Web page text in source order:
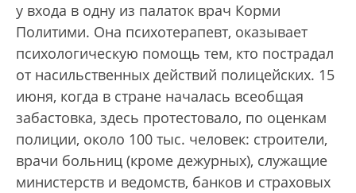
у входа в одну из палаток врач Корми
Политими. Она психотерапевт, оказывает
психологическую помощь тем, кто пострадал
от насильственных действий полицейских. 15
июня, когда в стране началась всеобщая
забастовка, здесь протестовало, по оценкам
полиции, около 100 тыс. человек: строители,
врачи больниц (кроме дежурных), служащие
министерств и ведомств, банков и страховых